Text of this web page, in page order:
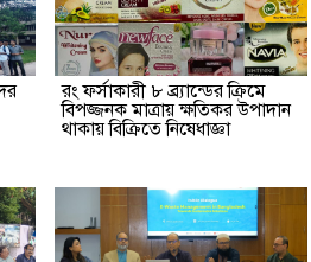
রং ফর্সাকারী ৮ ব্র্যান্ডের ক্রিমে
বিপজ্জনক মাত্রায় ক্ষতিকর উপাদান
থাকায় বিক্রিতে নিষেধাজ্ঞা